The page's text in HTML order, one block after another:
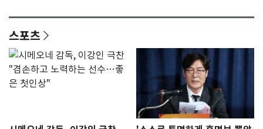
스포츠